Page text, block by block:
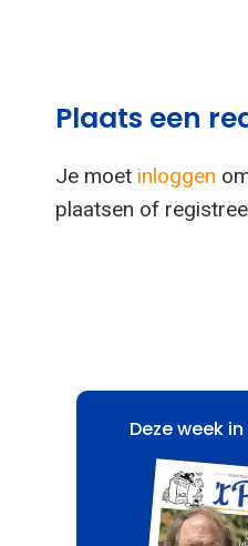
Plaats een
Je moet inloggen
plaatsen of
Deze week in